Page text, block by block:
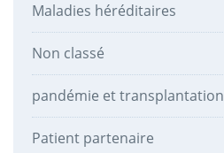
Maladies héréditaires
Non classé
pandémie et transplantation
Patient partenaire